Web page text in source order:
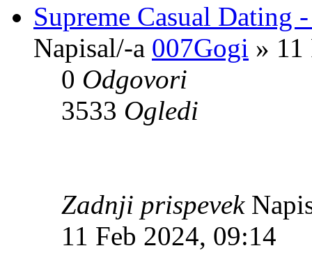
Supreme Сasual Dating
Napisal/-a 007Gogi » 11
0 Odgovori
3533 Ogledi
Zadnji prispevek
11 Feb 2024, 09:14